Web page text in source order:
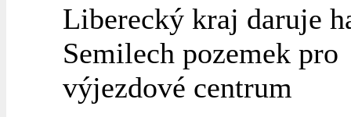
Liberecký kraj daruje
Semilech pozemek pro
výjezdové centrum